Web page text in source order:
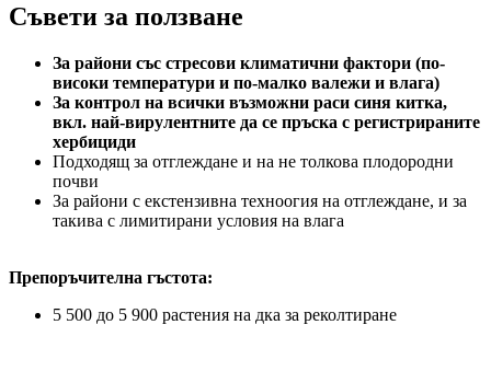
Съвети за ползване
За райони със стресови климатични фактори (по-
високи температури и по-малко валежи и влага)
За контрол на всички възможни раси синя китка,
вкл. най-вирулентните да се пръска с регистрираните
хербициди
Подходящ за отглеждане и на не толкова плодородни
почви
За райони с екстензивна техноогия на отглеждане, и за
такива с лимитирани условия на влага
Препоръчителна гъстота:
5 500 до 5 900 растения на дка за реколтиране